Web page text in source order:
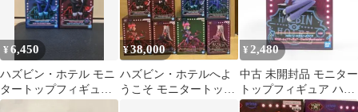
ライズ(2748962) バンプ
レスト
¥6,450
ハズビン・ホテル モニ
タートップフィギュア
ハスク 2種セット 新
¥38,000
ハズビン・ホテルへよ
うこそ モニタートップ
¥ 2,480
中古 未開封品 モニター
トップフィギュア ハズ
ビン・ホテルへようこ